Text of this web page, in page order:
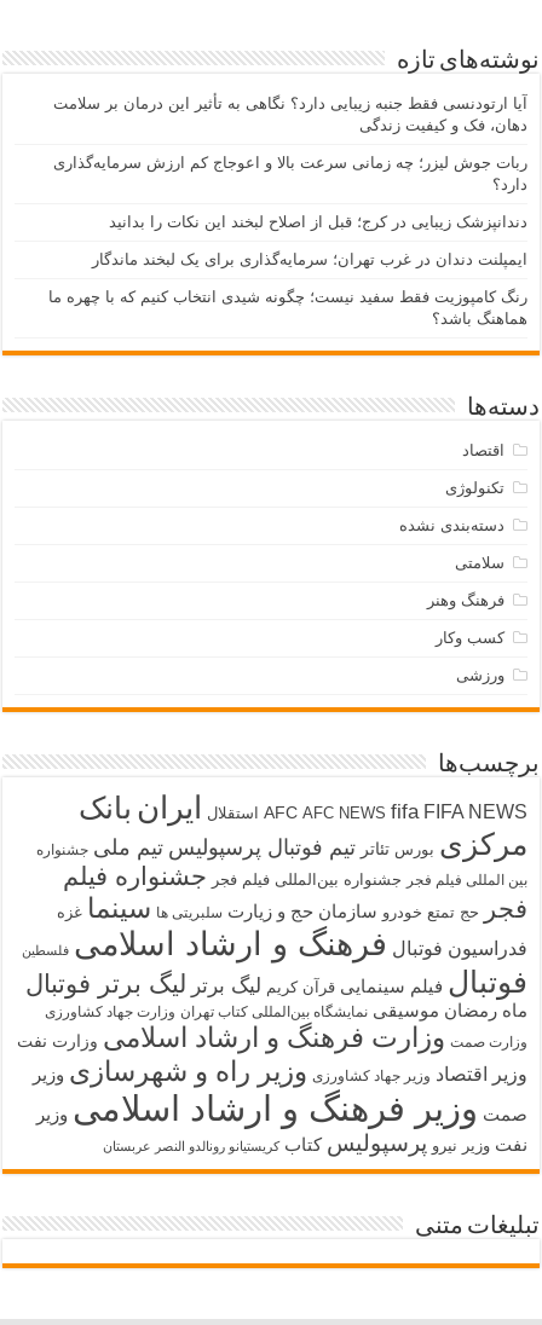
نوشته‌های تازه
آیا ارتودنسی فقط جنبه زیبایی دارد؟ نگاهی به تأثیر این درمان بر سلامت
دهان، فک و کیفیت زندگی
ربات جوش لیزر؛ چه زمانی سرعت بالا و اعوجاج کم ارزش سرمایه‌گذاری
دارد؟
دندانپزشک زیبایی در کرج؛ قبل از اصلاح لبخند این نکات را بدانید
ایمپلنت دندان در غرب تهران؛ سرمایه‌گذاری برای یک لبخند ماندگار
رنگ کامپوزیت فقط سفید نیست؛ چگونه شیدی انتخاب کنیم که با چهره ما
هماهنگ باشد؟
دسته‌ها
اقتصاد
تکنولوژی
دسته‌بندی نشده
سلامتی
فرهنگ وهنر
کسب وکار
ورزشی
برچسب‌ها
AFC AFC NEWS fifa FIFA NEWS استقلال ایران بانک
مرکزی بورس تئاتر تیم فوتبال پرسپولیس تیم ملی جشنواره
بین المللی فیلم فجر جشنواره بین‌المللی فیلم فجر جشنواره فیلم
فجر
حج تمتع خودرو سازمان حج و زیارت سلبریتی ها سینما غزه
فدراسیون فوتبال فرهنگ و ارشاد اسلامی فلسطین
فوتبال فیلم سینمایی قرآن کریم لیگ برتر لیگ برتر فوتبال
ماه رمضان موسیقی نمایشگاه بین‌المللی کتاب تهران وزارت جهاد کشاورزی
وزارت صمت وزارت فرهنگ و ارشاد اسلامی وزارت نفت
وزیر اقتصاد وزیر جهاد کشاورزی وزیر راه و شهرسازی وزیر
صمت وزیر فرهنگ و ارشاد اسلامی وزیر
نفت وزیر نیرو پرسپولیس کتاب کریستیانو رونالدو النصر عربستان
تبلیغات متنی